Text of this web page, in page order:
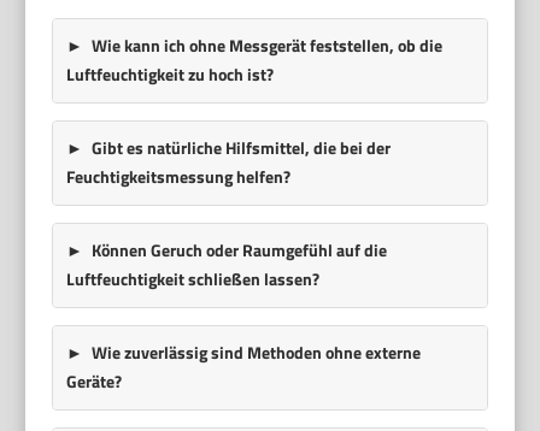
Wie kann ich ohne Messgerät feststellen, ob die
Luftfeuchtigkeit zu hoch ist?
Gibt es natürliche Hilfsmittel, die bei der
Feuchtigkeitsmessung helfen?
Können Geruch oder Raumgefühl auf die
Luftfeuchtigkeit schließen lassen?
Wie zuverlässig sind Methoden ohne externe
Geräte?